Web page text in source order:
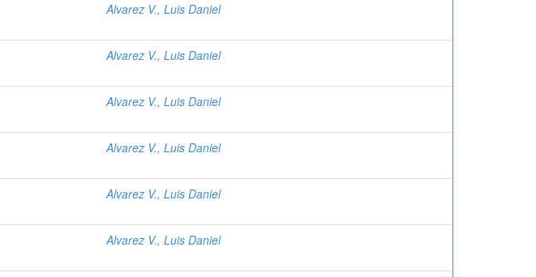
Alvarez V., Luis Daniel
Alvarez V., Luis Daniel
Alvarez V., Luis Daniel
Alvarez V., Luis Daniel
Alvarez V., Luis Daniel
Alvarez V., Luis Daniel